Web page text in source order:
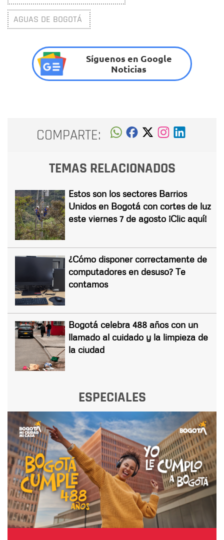
AGUAS DE BOGOTÁ
Síguenos en Google
Noticias
COMPARTE:
TEMAS RELACIONADOS
Estos son los sectores Barrios
Unidos en Bogotá con cortes de luz
este viernes 7 de agosto ¡Clic aquí!
¿Cómo disponer correctamente de
computadores en desuso? Te
contamos
Bogotá celebra 488 años con un
llamado al cuidado y la limpieza de
la ciudad
ESPECIALES